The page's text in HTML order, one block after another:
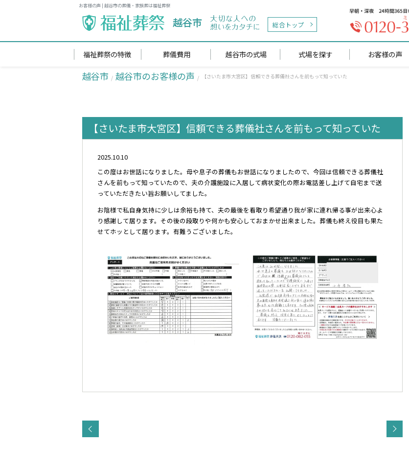
お客様の声 | 越谷市の葬儀・家族葬は福祉葬祭
越谷市 総合トップ
福祉葬祭の特徴 葬儀費用 越谷市の式場 式場を探す お客様の声
越谷市 越谷市のお客様の声 【さいたま市大宮区】信頼できる葬儀社さんを前もって知っていた
【さいたま市大宮区】信頼できる葬儀社さんを前もって知っていた
2025.10.10
この度はお世話になりました。母や息子の葬儀もお世話になりましたので、今回は信頼できる葬儀社
さんを前もって知っていたので、夫の介護施設に入居して病状変化の際お電話差し上げて自宅まで送
っていただきたい旨お願いしてました。
お陰様で私自身気持に少しは余裕も持て、夫の最後を看取り希望通り我が家に連れ帰る事が出来心よ
り感謝して居ります。その後の段取りや何かも安心しておまかせ出来ました。葬儀も終え役目も果た
せてホッとして居ります。有難うございました。